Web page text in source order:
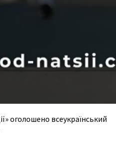
оголошено всеукраїнський